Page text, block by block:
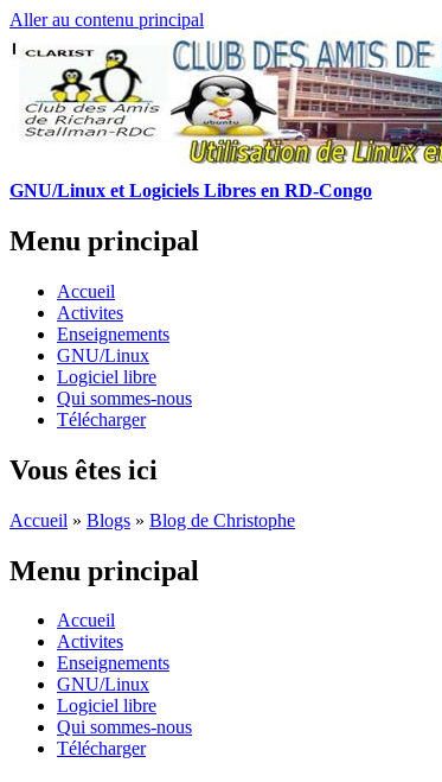
Aller au contenu principal
GNU/Linux et Logiciels Libres en RD-Congo
Menu principal
Accueil
Activites
Enseignements
GNU/Linux
Logiciel libre
Qui sommes-nous
Télécharger
Vous êtes ici
Accueil » Blogs » Blog de Christophe
Menu principal
Accueil
Activites
Enseignements
GNU/Linux
Logiciel libre
Qui sommes-nous
Télécharger